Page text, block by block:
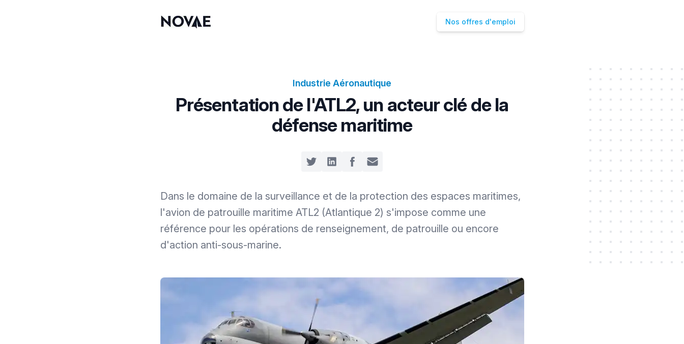
Nos offres d'emploi
Industrie Aéronautique
Présentation de l'ATL2, un acteur clé de la
défense maritime
Share on Twitter
Share on LinkedIn
Share on Facebook
Share by Email
Dans le domaine de la surveillance et de la protection des espaces maritimes,
l'avion de patrouille maritime ATL2 (Atlantique 2) s'impose comme une
référence pour les opérations de renseignement, de patrouille ou encore
d'action anti-sous-marine.